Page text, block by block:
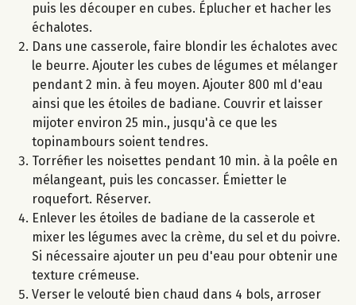
puis les découper en cubes. Éplucher et hacher les
échalotes.
Dans une casserole, faire blondir les échalotes avec
le beurre. Ajouter les cubes de légumes et mélanger
pendant 2 min. à feu moyen. Ajouter 800 ml d'eau
ainsi que les étoiles de badiane. Couvrir et laisser
mijoter environ 25 min., jusqu'à ce que les
topinambours soient tendres.
Torréfier les noisettes pendant 10 min. à la poêle en
mélangeant, puis les concasser. Émietter le
roquefort. Réserver.
Enlever les étoiles de badiane de la casserole et
mixer les légumes avec la crème, du sel et du poivre.
Si nécessaire ajouter un peu d'eau pour obtenir une
texture crémeuse.
Verser le velouté bien chaud dans 4 bols, arroser